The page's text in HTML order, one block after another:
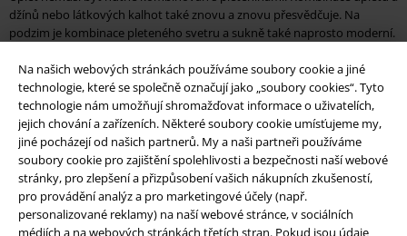
Na našich webových stránkách používáme soubory cookie a jiné
technologie, které se společně označují jako „soubory cookies“. Tyto
technologie nám umožňují shromažďovat informace o uživatelích,
jejich chování a zařízeních. Některé soubory cookie umísťujeme my,
jiné pocházejí od našich partnerů. My a naši partneři používáme
soubory cookie pro zajištění spolehlivosti a bezpečnosti naší webové
stránky, pro zlepšení a přizpůsobení vašich nákupních zkušeností,
pro provádění analýz a pro marketingové účely (např.
personalizované reklamy) na naší webové stránce, v sociálních
médiích a na webových stránkách třetích stran. Pokud jsou údaje
džínů nebo látkových kalhot také znovu a znovu přesvědčuje. Na
podzim je kombinace pleteného svetru a sukně také naprosto moderní.
nižším teplotám.
20%
E-Mail Newsletter
Získejte 20% slevový poukaz, když se přihlásíte
teď!Více